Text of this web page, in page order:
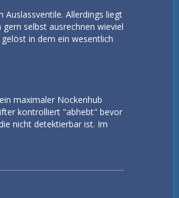
Allerdings liegt
selbst ausrechnen wieviel
in dem ein wesentlich
maximaler Nockenhub
kontrolliert "abhebt" bevor
nicht detektierbar ist. Im